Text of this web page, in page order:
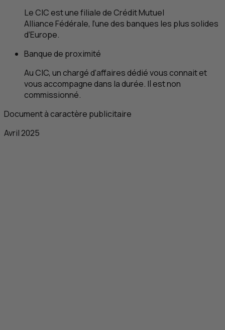
LeCICest une filiale de Crédit Mutuel
Alliance Fédérale, l’une des banques les plus solides
d’Europe.
Banque de proximité
AuCIC, un chargé d’affaires dédié vous connait et
vous accompagne dans la durée. Il est non
commissionné.
Document à caractère publicitaire
Avril 2025